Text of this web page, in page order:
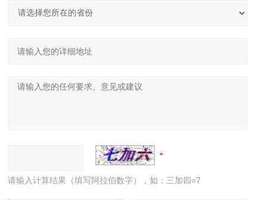
请输入计算结果（填写阿拉伯数字），如：三加四=7